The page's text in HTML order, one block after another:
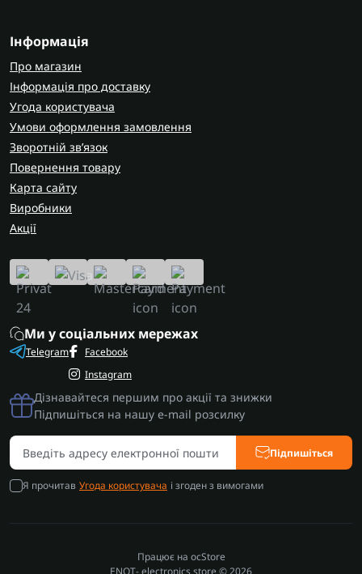
Інформація
Про магазин
Інформація про доставку
Угода користувача
Умови оформлення замовлення
Зворотній зв’язок
Повернення товару
Карта сайту
Виробники
Акції
Ми у соціальних мережах
Telegram
Facebook
Instagram
Дізнавайтеся першим про акції та знижки
Підпишіться на нашу e-mail розсилку
Підпишіться
Я прочитав Угода користувача і згоден з вимогами
Працює на ocStore
ENOT- electronics store © 2026